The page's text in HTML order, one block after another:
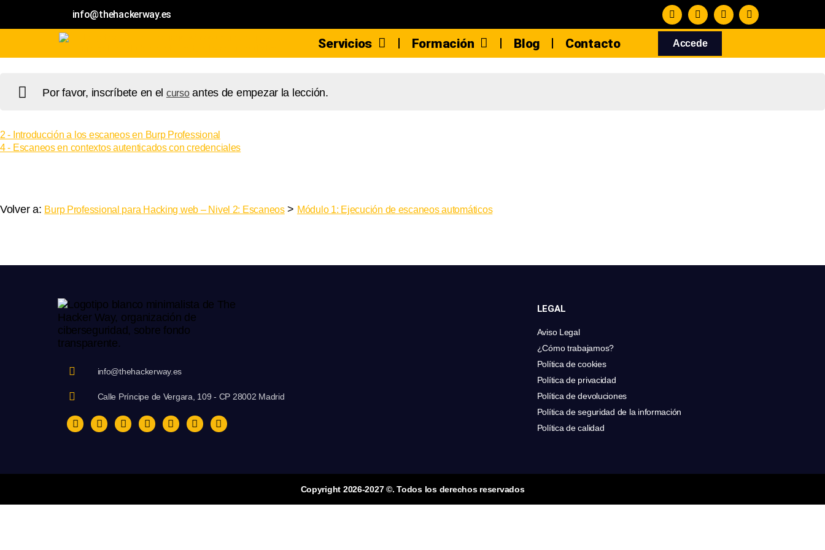
info@thehackerway.es
Servicios Formación Blog Contacto Accede
Por favor, inscríbete en el cursoantes de empezar la lección.
2 - Introducción a los escaneos en Burp Professional
4 - Escaneos en contextos autenticados con credenciales
Volver a: Burp Professional para Hacking web – Nivel 2: Escaneos> Módulo 1: Ejecución de escaneos automáticos
info@thehackerway.es
Calle Príncipe de Vergara, 109 - CP 28002 Madrid
LEGAL
Aviso Legal
¿Cómo trabajamos?
Política de cookies
Política de privacidad
Política de devoluciones
Política de seguridad de la información
Política de calidad
Copyright 2026-2027 ©. Todos los derechos reservados